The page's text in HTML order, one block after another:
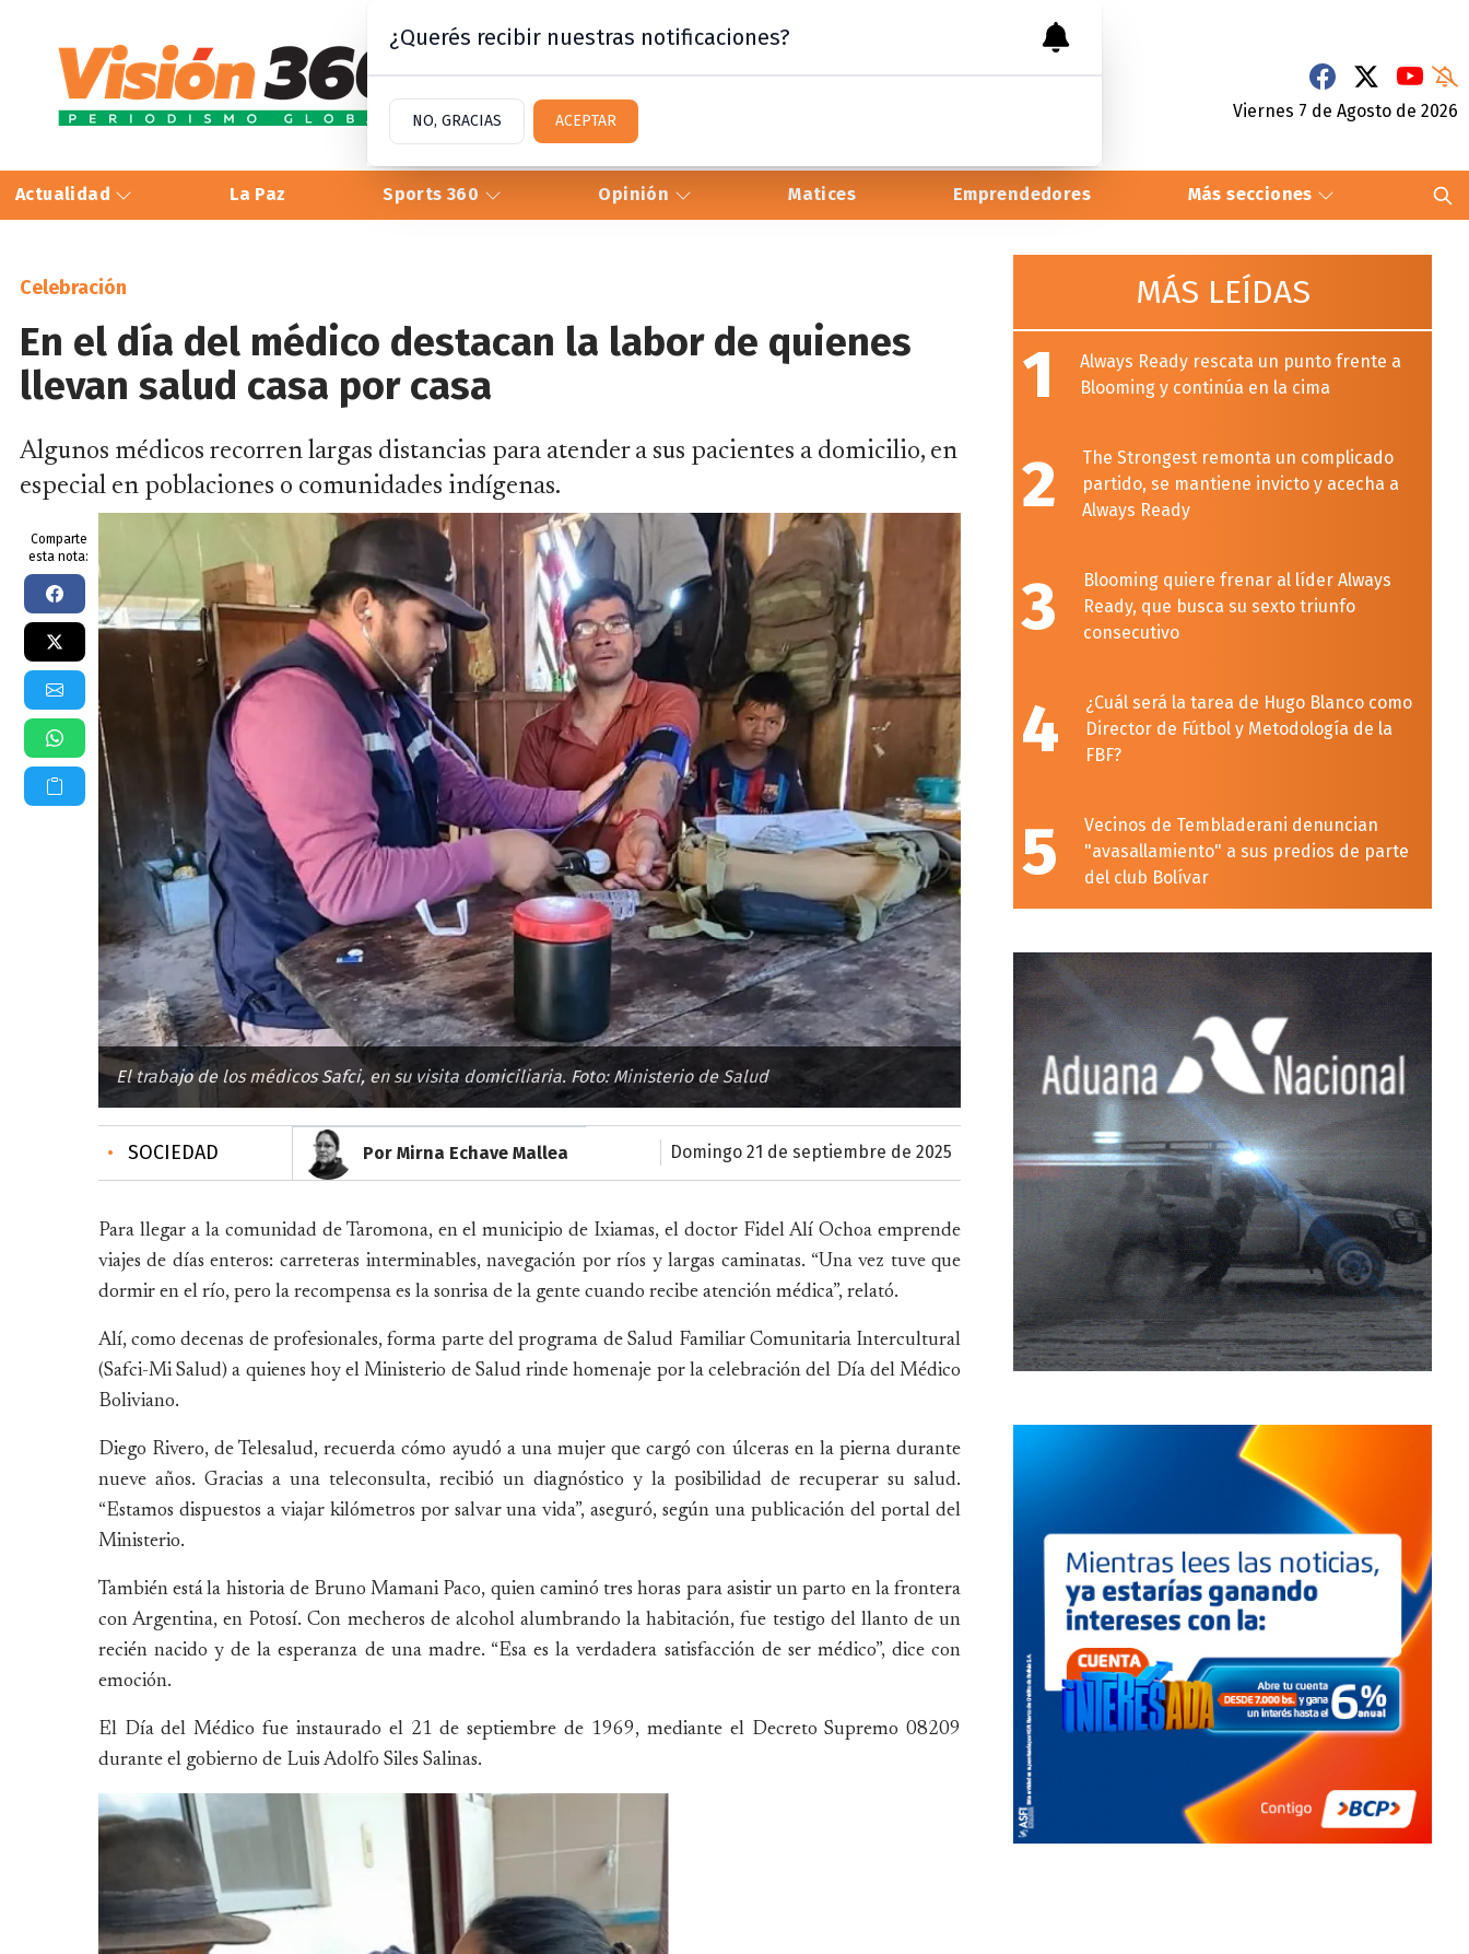
Viernes 7 de Agosto de 2026
Actualidad La Paz Sports 360 Opinión Matices Emprendedores Más secciones
Celebración
En el día del médico destacan la labor de quienes
llevan salud casa por casa
Algunos médicos recorren largas distancias para atender a sus pacientes a domicilio, en
especial en poblaciones o comunidades indígenas.
Comparte
esta nota:
El trabajo de los médicos Safci, en su visita domiciliaria. Foto: Ministerio de Salud
• SOCIEDAD Por Mirna Echave Mallea domingo 21 de septiembre de 2025
Para llegar a la comunidad de Taromona, en el municipio de Ixiamas, el doctor Fidel Alí Ochoa emprende
viajes de días enteros: carreteras interminables, navegación por ríos y largas caminatas. “Una vez tuve que
dormir en el río, pero la recompensa es la sonrisa de la gente cuando recibe atención médica”, relató.
Alí, como decenas de profesionales, forma parte del programa de Salud Familiar Comunitaria Intercultural
(Safci-Mi Salud) a quienes hoy el Ministerio de Salud rinde homenaje por la celebración del Día del Médico
Boliviano.
Diego Rivero, de Telesalud, recuerda cómo ayudó a una mujer que cargó con úlceras en la pierna durante
nueve años. Gracias a una teleconsulta, recibió un diagnóstico y la posibilidad de recuperar su salud.
“Estamos dispuestos a viajar kilómetros por salvar una vida”, aseguró, según una publicación del portal del
Ministerio.
También está la historia de Bruno Mamani Paco, quien caminó tres horas para asistir un parto en la frontera
con Argentina, en Potosí. Con mecheros de alcohol alumbrando la habitación, fue testigo del llanto de un
recién nacido y de la esperanza de una madre. “Esa es la verdadera satisfacción de ser médico”, dice con
emoción.
El Día del Médico fue instaurado el 21 de septiembre de 1969, mediante el Decreto Supremo 08209
durante el gobierno de Luis Adolfo Siles Salinas.
MÁS LEÍDAS
1
Always Ready rescata un punto frente a
Blooming y continúa en la cima
2
The Strongest remonta un complicado
partido, se mantiene invicto y acecha a
Always Ready
3
Blooming quiere frenar al líder Always
Ready, que busca su sexto triunfo
consecutivo
4
¿Cuál será la tarea de Hugo Blanco como
Director de Fútbol y Metodología de la
FBF?
5
Vecinos de Tembladerani denuncian
"avasallamiento" a sus predios de parte
del club Bolívar
¿Querés recibir nuestras notificaciones?
NO, GRACIAS ACEPTAR